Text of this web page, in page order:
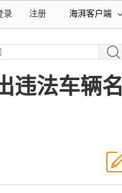
海湃客户端
注册
录
违法车辆名